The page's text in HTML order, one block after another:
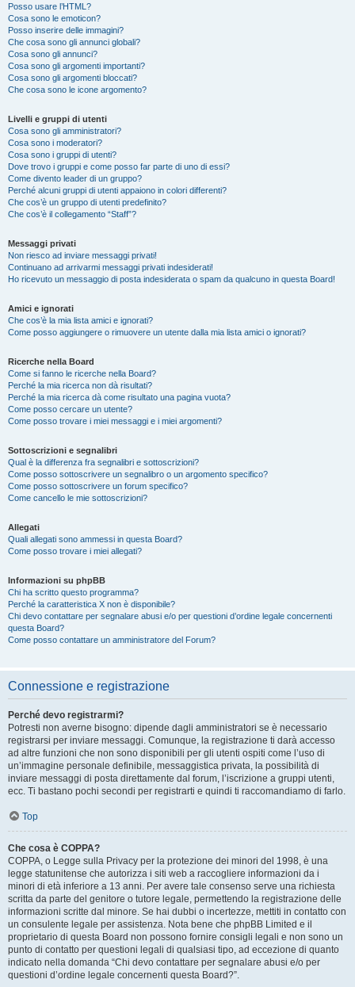
Posso usare l’HTML?
Cosa sono le emoticon?
Posso inserire delle immagini?
Che cosa sono gli annunci globali?
Cosa sono gli annunci?
Cosa sono gli argomenti importanti?
Cosa sono gli argomenti bloccati?
Che cosa sono le icone argomento?
Livelli e gruppi di utenti
Cosa sono gli amministratori?
Cosa sono i moderatori?
Cosa sono i gruppi di utenti?
Dove trovo i gruppi e come posso far parte di uno di essi?
Come divento leader di un gruppo?
Perché alcuni gruppi di utenti appaiono in colori differenti?
Che cos’è un gruppo di utenti predefinito?
Che cos’è il collegamento “Staff”?
Messaggi privati
Non riesco ad inviare messaggi privati!
Continuano ad arrivarmi messaggi privati indesiderati!
Ho ricevuto un messaggio di posta indesiderata o spam da qualcuno in questa Board!
Amici e ignorati
Che cos’è la mia lista amici e ignorati?
Come posso aggiungere o rimuovere un utente dalla mia lista amici o ignorati?
Ricerche nella Board
Come si fanno le ricerche nella Board?
Perché la mia ricerca non dà risultati?
Perché la mia ricerca dà come risultato una pagina vuota?
Come posso cercare un utente?
Come posso trovare i miei messaggi e i miei argomenti?
Sottoscrizioni e segnalibri
Qual è la differenza fra segnalibri e sottoscrizioni?
Come posso sottoscrivere un segnalibro o un argomento specifico?
Come posso sottoscrivere un forum specifico?
Come cancello le mie sottoscrizioni?
Allegati
Quali allegati sono ammessi in questa Board?
Come posso trovare i miei allegati?
Informazioni su phpBB
Chi ha scritto questo programma?
Perché la caratteristica X non è disponibile?
Chi devo contattare per segnalare abusi e/o per questioni d’ordine legale concernenti
questa Board?
Come posso contattare un amministratore del Forum?
Connessione e registrazione
Perché devo registrarmi?
Potresti non averne bisogno: dipende dagli amministratori se è necessario
registrarsi per inviare messaggi. Comunque, la registrazione ti darà accesso
ad altre funzioni che non sono disponibili per gli utenti ospiti come l’uso di
un’immagine personale definibile, messaggistica privata, la possibilità di
inviare messaggi di posta direttamente dal forum, l’iscrizione a gruppi utenti,
ecc. Ti bastano pochi secondi per registrarti e quindi ti raccomandiamo di farlo.
Top
Che cosa è COPPA?
COPPA, o Legge sulla Privacy per la protezione dei minori del 1998, è una
legge statunitense che autorizza i siti web a raccogliere informazioni da i
minori di età inferiore a 13 anni. Per avere tale consenso serve una richiesta
scritta da parte del genitore o tutore legale, permettendo la registrazione delle
informazioni scritte dal minore. Se hai dubbi o incertezze, mettiti in contatto con
un consulente legale per assistenza. Nota bene che phpBB Limited e il
proprietario di questa Board non possono fornire consigli legali e non sono un
punto di contatto per questioni legali di qualsiasi tipo, ad eccezione di quanto
indicato nella domanda “Chi devo contattare per segnalare abusi e/o per
questioni d’ordine legale concernenti questa Board?”.